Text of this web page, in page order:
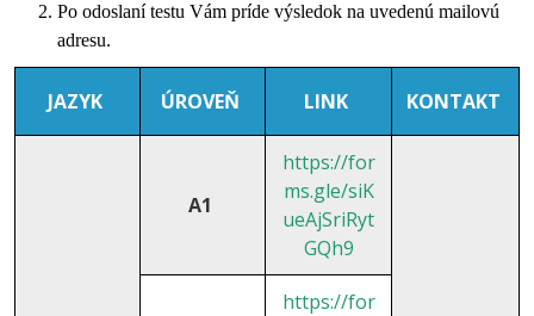
Po odoslaní testu Vám príde výsledok na uvedenú mailovú
adresu.
JAZYK ÚROVEŇ LINK KONTAKT
A1
https://for
ms.gle/siK
ueAjSriRyt
GQh9
https://for